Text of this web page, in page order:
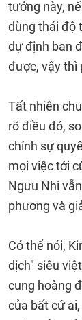
tưởng này,
dùng thái độ
dự định ban
được, vậy thì
Tất nhiên
rõ điều đó,
chính sự
mọi việc tới
Ngưu Nhi
phương và
Có thể nói,
dịch" siêu
cung hoàng
của bất cứ